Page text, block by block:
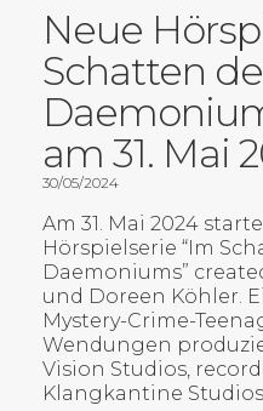
Neue
Schatten
am 31. Mai
30/05/2024
Am 31. Mai 2024
Hörspielserie “Im
Daemoniums”
und Doreen Köhler.
Mystery-Crime-
Wendungen
Vision Studios,
Klangkantine